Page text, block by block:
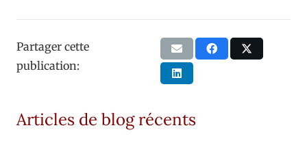
Partager cette
publication:
Articles de blog récents